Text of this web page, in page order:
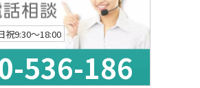
536-186
祝9:30〜18:00